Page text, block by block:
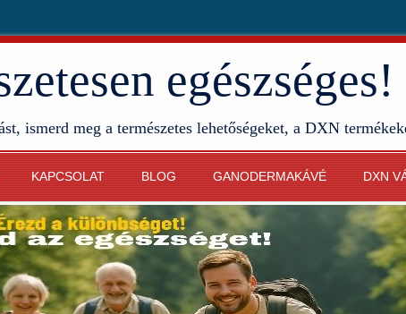
egészséges!
ismerd meg a természetes lehetőségeket, a DXN
KAPCSOLAT BLOG GANODERMAKÁVÉ DXN